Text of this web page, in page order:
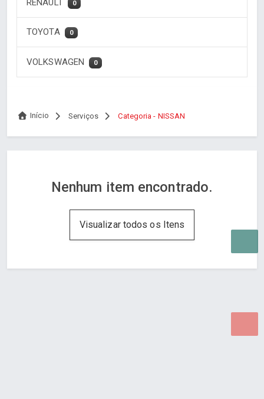
RENAULT 0
TOYOTA 0
VOLKSWAGEN 0
Início Serviços Categoria - NISSAN
Nenhum item encontrado.
Visualizar todos os Itens